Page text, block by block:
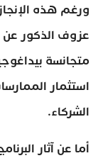
ورغم هذه
عزوف الذكور عن
متجانسة
استثمار
الشركاء.
أما عن آثار